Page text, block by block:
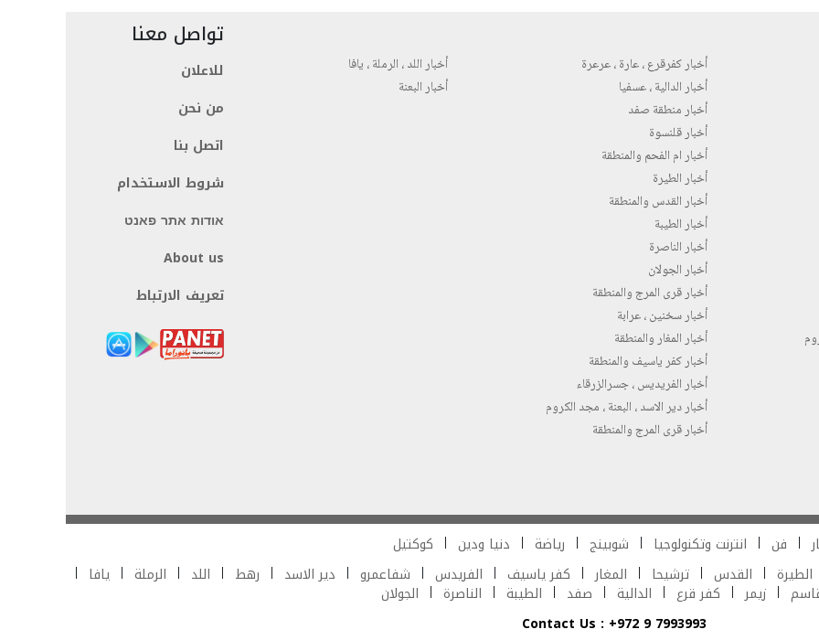
أخبار كفرقرع ، عارة ، عرعرة
أخبار الدالية ، عسفيا
أخبار منطقة صفد
أخبار قلنسوة
أخبار ام الفحم والمنطقة
أخبار الطيرة
أخبار القدس والمنطقة
أخبار الطيبة
أخبار الناصرة
أخبار الجولان
أخبار قرى المرج والمنطقة
أخبار سخنين ، عرابة
أخبار المغار والمنطقة
أخبار كفر ياسيف والمنطقة
أخبار الفريديس ، جسرالزرقاء
أخبار دير الاسد ، البعنة ، مجد الكروم
أخبار قرى المرج والمنطقة
أخبار اللد ، الرملة ، يافا
أخبار البعنة
تواصل معنا
للاعلان
من نحن
اتصل بنا
شروط الاستخدام
אודות אתר פאנט
About us
تعريف الارتباط
فن انترنت وتكنولوجيا شوبينج رياضة دنيا ودين
كوكتيل
الطيرة القدس ترشيحا المغار كفر ياسيف الفريدس شفاعمرو دير الاسد رهط اللد الرملة يافا
زيمر كفر قرع الدالية صفد الطيبة الناصرة
الجولان
Contact Us : +972 9 7993993